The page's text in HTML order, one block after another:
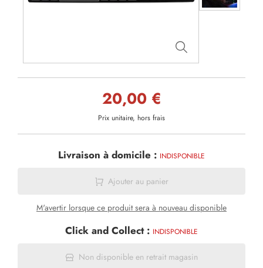
20,00 €
Prix unitaire, hors frais
Livraison à domicile : INDISPONIBLE
Ajouter au panier
M'avertir lorsque ce produit sera à nouveau disponible
Click and Collect : INDISPONIBLE
Non disponible en retrait magasin